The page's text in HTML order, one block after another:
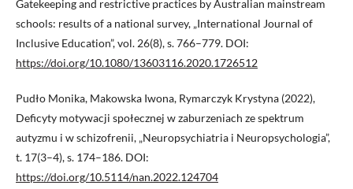
Gatekeeping and restrictive practices by Australian mainstream
schools: results of a national survey, „International Journal of
Inclusive Education”, vol. 26(8), s. 766–779. DOI:
https://doi.org/10.1080/13603116.2020.1726512
Pudło Monika, Makowska Iwona, Rymarczyk Krystyna (2022),
Deficyty motywacji społecznej w zaburzeniach ze spektrum
autyzmu i w schizofrenii, „Neuropsychiatria i Neuropsychologia”,
t. 17(3–4), s. 174–186. DOI:
https://doi.org/10.5114/nan.2022.124704